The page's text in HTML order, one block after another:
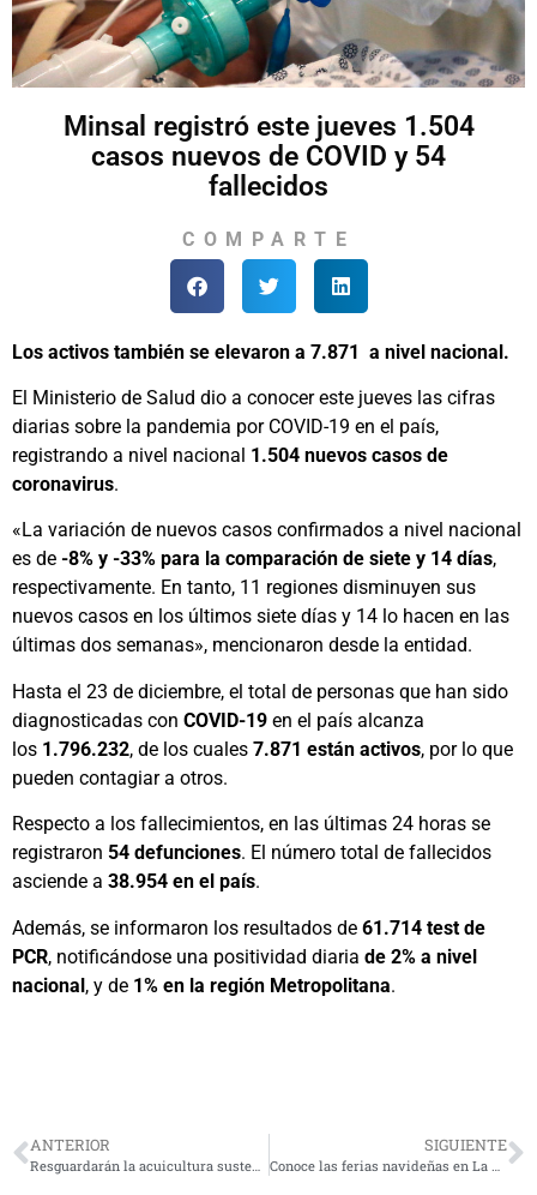
Minsal registró este jueves 1.504
casos nuevos de COVID y 54
fallecidos
COMPARTE
Los activos también se elevaron a 7.871 a nivel nacional.
El Ministerio de Salud dio a conocer este jueves las cifras
diarias sobre la pandemia por COVID-19 en el país,
registrando a nivel nacional 1.504 nuevos casos de
coronavirus.
«La variación de nuevos casos confirmados a nivel nacional
es de -8% y -33% para la comparación de siete y 14 días,
respectivamente. En tanto, 11 regiones disminuyen sus
nuevos casos en los últimos siete días y 14 lo hacen en las
últimas dos semanas», mencionaron desde la entidad.
Hasta el 23 de diciembre, el total de personas que han sido
diagnosticadas con COVID-19 en el país alcanza
los 1.796.232, de los cuales 7.871 están activos, por lo que
pueden contagiar a otros.
Respecto a los fallecimientos, en las últimas 24 horas se
registraron 54 defunciones. El número total de fallecidos
asciende a 38.954 en el país.
Además, se informaron los resultados de 61.714 test de
PCR, notificándose una positividad diaria de 2% a nivel
nacional, y de 1% en la región Metropolitana.
ANTERIOR SIGUIENTE